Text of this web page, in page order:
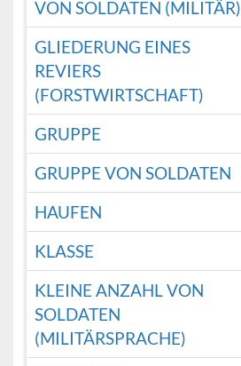
VON SOLDATEN (MILITÄR)
GLIEDERUNG EINES
REVIERS
(FORSTWIRTSCHAFT)
GRUPPE
GRUPPE VON SOLDATEN
HAUFEN
KLASSE
KLEINE ANZAHL VON
SOLDATEN
(MILITÄRSPRACHE)